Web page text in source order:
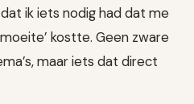
ik iets nodig had dat me
kostte. Geen zware
maar iets dat direct